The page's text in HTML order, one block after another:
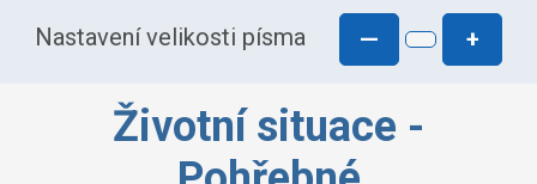
Nastavení velikosti písma — +
Životní situace -